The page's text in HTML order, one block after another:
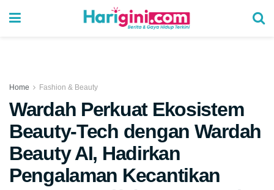
Home Fashion & Beauty
Wardah Perkuat Ekosistem
Beauty-Tech dengan Wardah
Beauty AI, Hadirkan
Pengalaman Kecantikan